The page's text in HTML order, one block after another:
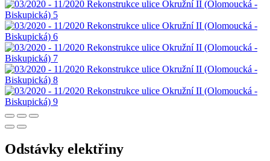
Odstávky elektřiny